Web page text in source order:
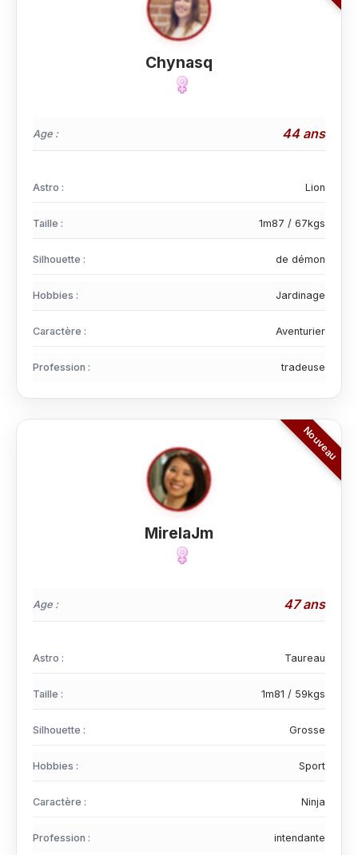
Chynasq
Age : 44 ans
Astro : Lion
Taille : 1m87 / 67kgs
Silhouette : de démon
Hobbies : Jardinage
Caractère : Aventurier
Profession : tradeuse
MirelaJm
Age : 47 ans
Astro : Taureau
Taille : 1m81 / 59kgs
Silhouette : Grosse
Hobbies : Sport
Caractère : Ninja
Profession : intendante